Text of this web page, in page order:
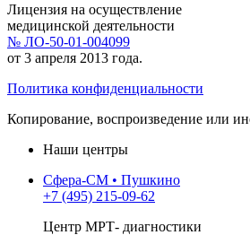
Лицензия на осуществление
медицинской деятельности
№ ЛО-50-01-004099
от 3 апреля 2013 года.
Политика конфиденциальности
Копирование, воспроизведение или
Наши центры
Сфера-СМ • Пушкино
+7 (495) 215-09-62
Центр МРТ- диагностики